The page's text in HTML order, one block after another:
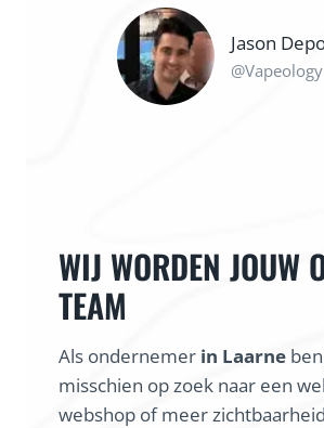
Jason
@Vapeology
WIJ WORDEN JOUW
TEAM
Als ondernemer in Laarne
misschien op zoek naar een
webshop of meer